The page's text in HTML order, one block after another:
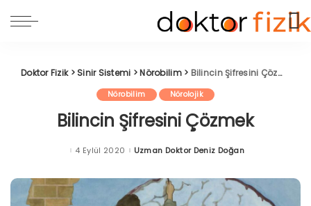
Doktor Fizik>Sinir Sistemi >Nörobilim> Bilincin Şifresini Çözmek
Nörobilim Nörolojik
Bilincin Şifresini Çözmek
4 Eylül 2020 Posted
Uzman Doktor Deniz Doğan